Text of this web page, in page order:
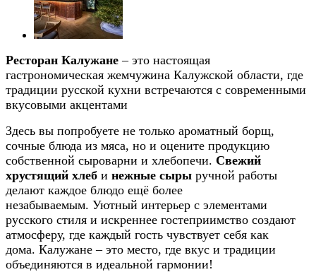
Ресторан Калужане – это настоящая
гастрономическая жемчужина Калужской области, где
традиции русской кухни встречаются с современными
вкусовыми акцентами
Здесь вы попробуете не только ароматный борщ,
сочные блюда из мяса, но и оцените продукцию
собственной сыроварни и хлебопечи. Свежий
хрустящий хлеб и нежные сыры ручной работы
делают каждое блюдо ещё более
незабываемым. Уютный интерьер с элементами
русского стиля и искреннее гостеприимство создают
атмосферу, где каждый гость чувствует себя как
дома. Калужане – это место, где вкус и традиции
объединяются в идеальной гармонии!